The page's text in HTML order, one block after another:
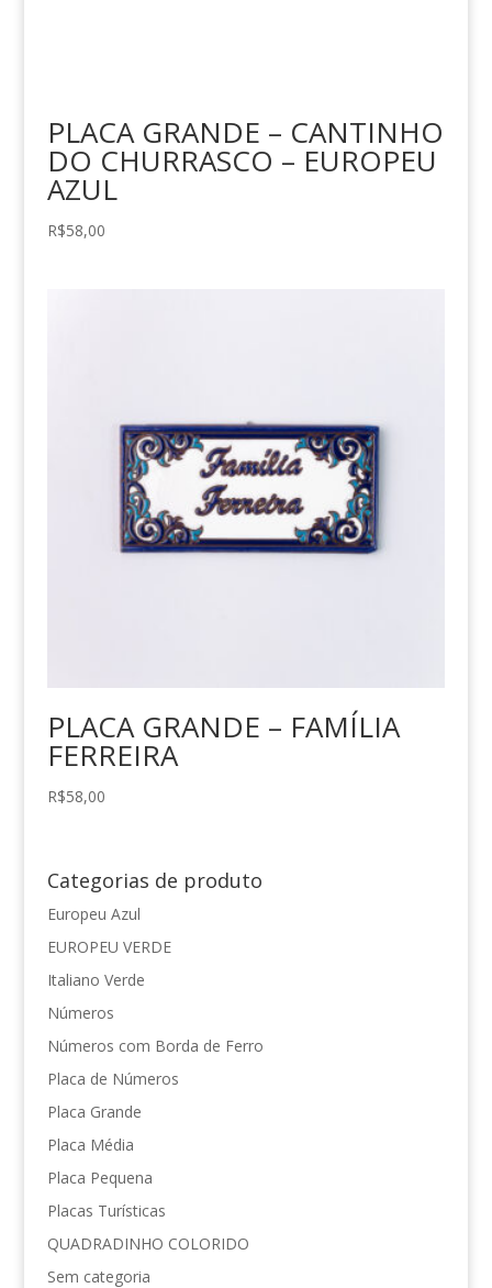
PLACA GRANDE – CANTINHO
DO CHURRASCO – EUROPEU
AZUL
R$58,00
PLACA GRANDE – FAMÍLIA
FERREIRA
R$58,00
Categorias de produto
Europeu Azul
EUROPEU VERDE
Italiano Verde
Números
Números com Borda de Ferro
Placa de Números
Placa Grande
Placa Média
Placa Pequena
Placas Turísticas
QUADRADINHO COLORIDO
Sem categoria